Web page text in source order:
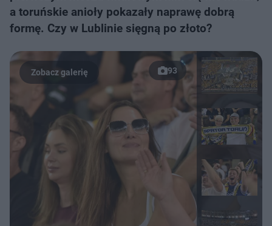
a toruńskie anioły pokazały naprawę dobrą
formę. Czy w Lublinie sięgną po złoto?
93